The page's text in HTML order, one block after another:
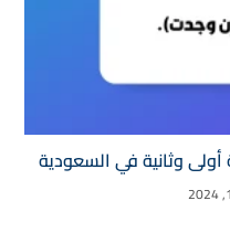
أولى وثانية في السعودية